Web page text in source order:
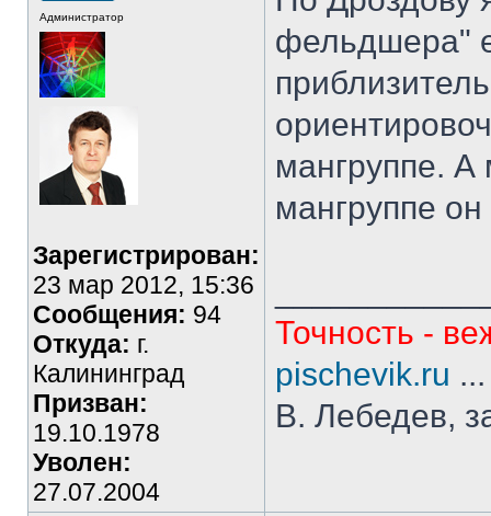
Администратор
Зарегистрирован:
23 мар 2012, 15:36
Сообщения: 94
Откуда: г.
Калининград
Призван:
19.10.1978
Уволен:
27.07.2004
фельдшера"
мангруппе.
мангруппе
Точность -
pischevik.ru
В. Лебедев,